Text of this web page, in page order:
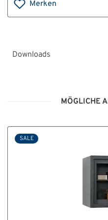
Merken
Downloads
MÖGLICHE
SALE